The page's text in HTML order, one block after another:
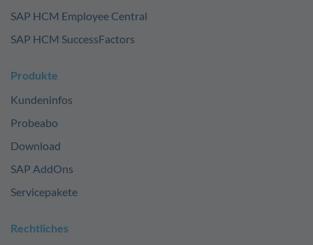
SAP HCM Employee Central
SAP HCM SuccessFactors
Produkte
Kundeninfos
Probeabo
Download
SAP AddOns
Servicepakete
Rechtliches